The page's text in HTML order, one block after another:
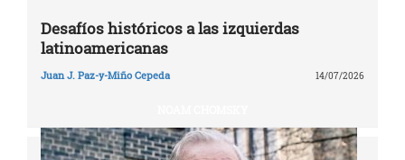
Desafíos históricos a las izquierdas
latinoamericanas
Juan J. Paz-y-Miño Cepeda 14/07/2026